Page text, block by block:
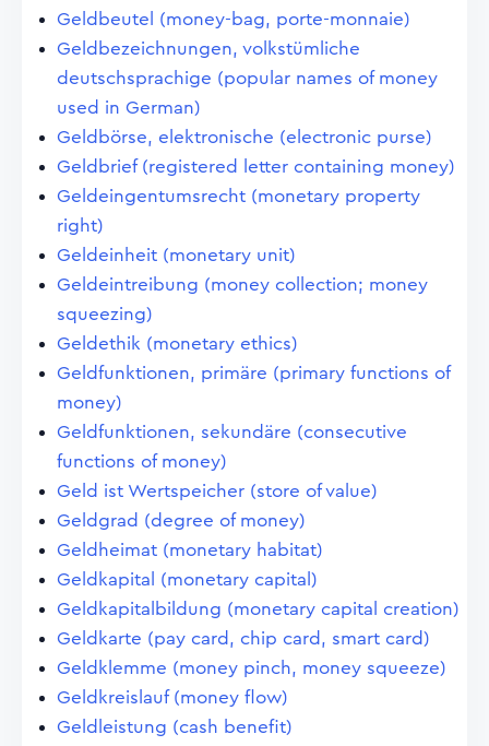
Geldbeutel (money-bag, porte-monnaie)
Geldbezeichnungen, volkstümliche
deutschsprachige (popular names of money
used in German)
Geldbörse, elektronische (electronic purse)
Geldbrief (registered letter containing money)
Geldeingentumsrecht (monetary property
right)
Geldeinheit (monetary unit)
Geldeintreibung (money collection; money
squeezing)
Geldethik (monetary ethics)
Geldfunktionen, primäre (primary functions of
money)
Geldfunktionen, sekundäre (consecutive
functions of money)
Geld ist Wertspeicher (store of value)
Geldgrad (degree of money)
Geldheimat (monetary habitat)
Geldkapital (monetary capital)
Geldkapitalbildung (monetary capital creation)
Geldkarte (pay card, chip card, smart card)
Geldklemme (money pinch, money squeeze)
Geldkreislauf (money flow)
Geldleistung (cash benefit)